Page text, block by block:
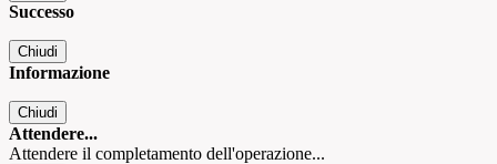
Successo
Chiudi
Informazione
Chiudi
Attendere...
Attendere il completamento dell'operazione...